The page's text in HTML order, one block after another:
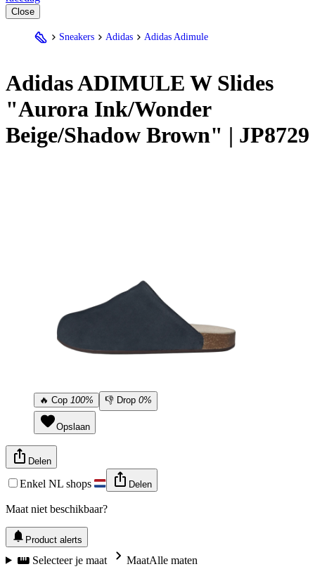
Close
Sneakers Adidas Adidas Adimule
AdidasADIMULE W Slides
"Aurora Ink/Wonder
Beige/Shadow Brown" | JP8729
🔥 Cop 100% 👎 Drop 0%
Opslaan
Delen
Enkel NL shops Delen
Maat niet beschikbaar?
Product alerts
Selecteer je maat MaatAlle maten